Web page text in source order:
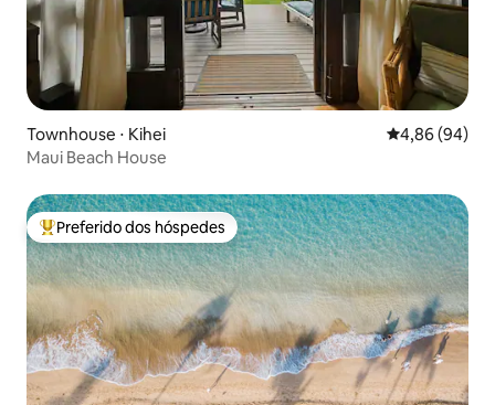
Townhouse ⋅ Kihei 4,86 de uma
4,86 (94)
Maui Beach House
Entre os melhores preferidos dos hóspedes
Preferido dos hóspedes